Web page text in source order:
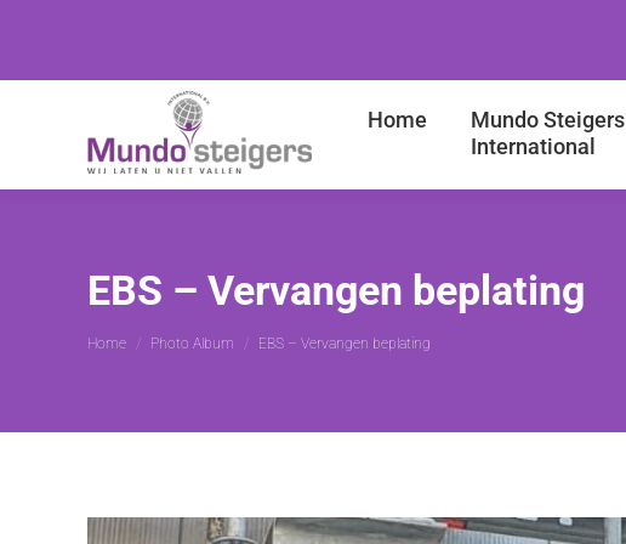
Home
Mundo Steigers
International
EBS – Vervangen beplating
Je bent hier:
Home Photo Album EBS – Vervangen beplating